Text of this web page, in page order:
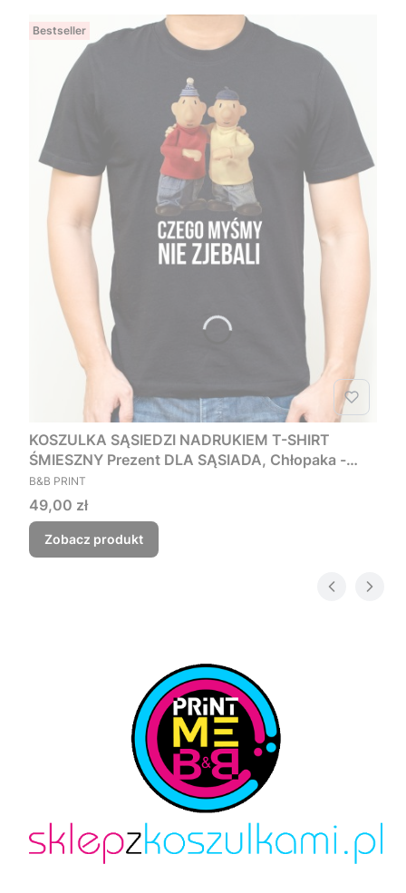
Bestseller
KOSZULKA SĄSIEDZI NADRUKIEM T-SHIRT
ŚMIESZNY Prezent DLA SĄSIADA, Chłopaka -
Czego myśmy nie zjebali
PRODUCENT
B&B PRINT
Cena
49,00 zł
Zobacz produkt